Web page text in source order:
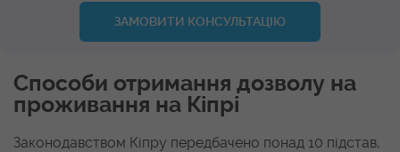
ЗАМОВИТИ КОНСУЛЬТАЦІЮ
Способи отримання дозволу на
проживання на Кіпрі
Законодавством Кіпру передбачено понад 10 підстав,